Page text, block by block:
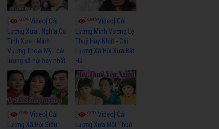
6079 Video] Cải
Lương Xưa : Nghĩa Cũ
Tình Xưa - Minh
Vương Thoại Mỹ | cải
lương xã hội hay nhất
6696Video] Cải
Lương Minh Vương Lệ
Thuỷ Hay Nhất - Cải
Lương Xã Hội Xưa Bất
Hủ
6988 Video] Cải
Lương Xã Hội Siêu
6397Video] Cải
Lương Xưa Một Thuở